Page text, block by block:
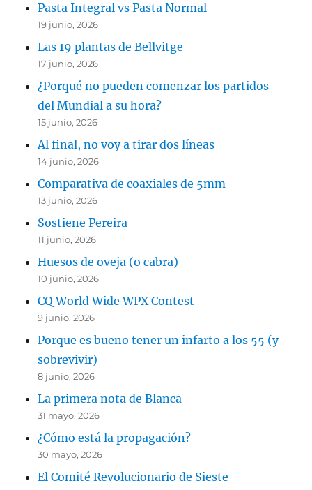
Pasta Integral vs Pasta Normal
19 junio, 2026
Las 19 plantas de Bellvitge
17 junio, 2026
¿Porqué no pueden comenzar los partidos
del Mundial a su hora?
15 junio, 2026
Al final, no voy a tirar dos líneas
14 junio, 2026
Comparativa de coaxiales de 5mm
13 junio, 2026
Sostiene Pereira
11 junio, 2026
Huesos de oveja (o cabra)
10 junio, 2026
CQ World Wide WPX Contest
9 junio, 2026
Porque es bueno tener un infarto a los 55 (y
sobrevivir)
8 junio, 2026
La primera nota de Blanca
31 mayo, 2026
¿Cómo está la propagación?
30 mayo, 2026
El Comité Revolucionario de Sieste